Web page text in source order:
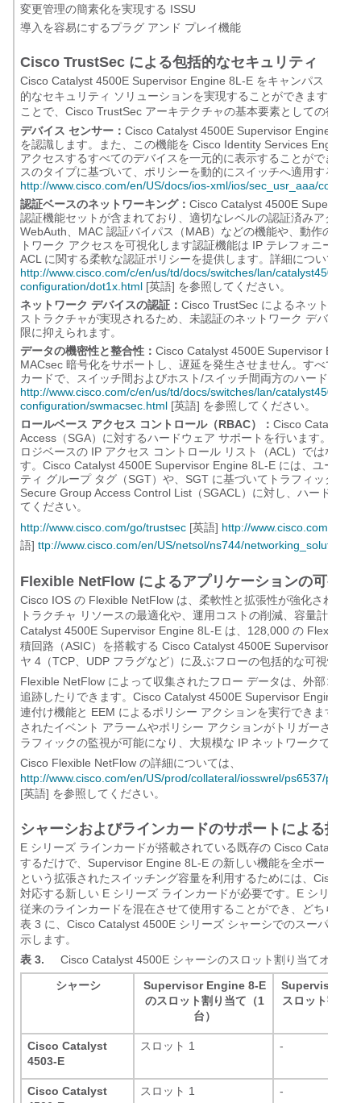
変更管理の簡素化を実現する ISSU
導入を容易にするプラグ アンド プレイ機能
Cisco TrustSec による包括的なセキュリティ
Cisco Catalyst 4500E Supervisor Engine 8L-E をキャンパス スイ
的なセキュリティ ソリューションを実現することができます。
ことで、Cisco TrustSec アーキテクチャの基本要素としての役割
デバイス センサー： Cisco Catalyst 4500E Supervisor Engine 8L-
を認識します。また、この機能を Cisco Identity Services Engine
アクセスするすべてのデバイスを一元的に表示することができま
スのタイプに基づいて、ポリシーを動的にスイッチへ適用するこ
http://www.cisco.com/en/US/docs/ios-xml/ios/sec_usr_aaa/
認証ベースのネットワーキング： Cisco Catalyst 4500E
認証機能セットが含まれており、適切なレベルの認証済みアクセ
WebAuth、MAC 認証バイパス（MAB）などの機能や、動作の中
トワーク アクセスを可視化します認証機能は IP テレフォニーの
ACL に関する柔軟な認証ポリシーを提供します。詳細については、
http://www.cisco.com/c/en/us/td/docs/switches/lan/catalyst4500/
configuration/dot1x.html [英語] を参照してください。
ネットワーク デバイスの認証： Cisco TrustSec によるネットワー
ストラクチャが実現されるため、未認証のネットワーク デバイス
限に抑えられます。
データの機密性と整合性： Cisco Catalyst 4500E Supervisor
MACsec 暗号化をサポートし、遅延を発生させません。すべての
カードで、スイッチ間およびホスト/スイッチ間両方のハードウェ
http://www.cisco.com/c/en/us/td/docs/switches/lan/catalyst4500/
configuration/swmacsec.html [英語] を参照してください。
ロールベース アクセス コントロール（RBAC）： Cisco Catalyst
Access（SGA）に対するハードウェア サポートを行います。
ロジベースの IP アクセス コントロール リスト（ACL）ではなく
す。Cisco Catalyst 4500E Supervisor Engine 8L-E には、ユーザ
ティ グループ タグ（SGT）や、SGT に基づいてトラフィックに
Secure Group Access Control List（SGACL）に対し、ハードウ
てください。
http://www.cisco.com/go/trustsec [英語] http://www.cisco.com/en/
語] ttp://www.cisco.com/en/US/netsol/ns744/
Flexible NetFlow によるアプリケーションの可視性
Cisco IOS の Flexible NetFlow は、柔軟性と拡張性が強化された
トラクチャ リソースの最適化や、運用コストの削減、容量計画
Catalyst 4500E Supervisor Engine 8L-E は、128,000 の Flexible
積回路（ASIC）を搭載する Cisco Catalyst 4500E Supervisor
ヤ 4（TCP、UDP フラグなど）に及ぶフローの包括的な可視性を
Flexible NetFlow によって収集されたフロー データは、外部コレ
追跡したりできます。Cisco Catalyst 4500E Supervisor Engine
連付け機能と EEM によるポリシー アクションを実行できます。
されたイベント アラームやポリシー アクションがトリガーされ
ラフィックの監視が可能になり、大規模な IP ネットワークでも経
Cisco Flexible NetFlow の詳細については、
http://www.cisco.com/en/US/prod/collateral/iosswrel/ps6537/
[英語] を参照してください。
シャーシおよびラインカードのサポートによる投資
E シリーズ ラインカードが搭載されている既存の Cisco Catalyst
するだけで、Supervisor Engine 8L-E の新しい機能を全ポートで
という拡張されたスイッチング容量を利用するためには、Cisco
対応する新しい E シリーズ ラインカードが必要です。E シリー
従来のラインカードを混在させて使用することができ、どちらの
表 3 に、Cisco Catalyst 4500E シリーズ シャーシでのスーパーバ
示します。
表 3.
Cisco Catalyst 4500E シャーシのスロット割り当てオプシ
シャーシ
Supervisor Engine 8-E
のスロット割り当て（1
台）
Supervisor
スロット割り
Cisco Catalyst
4503-E
スロット 1 -
Cisco Catalyst
スロット 1 -